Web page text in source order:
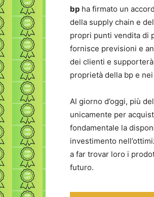
bp ha firmato un
della supply chain e
propri punti vendita di
fornisce previsioni e
dei clienti e
proprietà della bp e
Al giorno d’oggi, più
unicamente per
fondamentale la
investimento
a far trovar loro i
futuro.